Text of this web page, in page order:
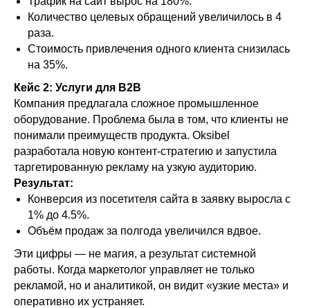
Количество целевых обращений увеличилось в 4
раза.
Стоимость привлечения одного клиента снизилась
на 35%.
Кейс 2: Услуги для B2B
Компания предлагала сложное промышленное
оборудование. Проблема была в том, что клиенты не
понимали преимуществ продукта. Oksibel
разработала новую контент-стратегию и запустила
таргетированную рекламу на узкую аудиторию.
Результат:
Конверсия из посетителя сайта в заявку выросла с
1% до 4.5%.
Объём продаж за полгода увеличился вдвое.
Эти цифры — не магия, а результат системной
работы. Когда маркетолог управляет не только
рекламой, но и аналитикой, он видит «узкие места» и
оперативно их устраняет.